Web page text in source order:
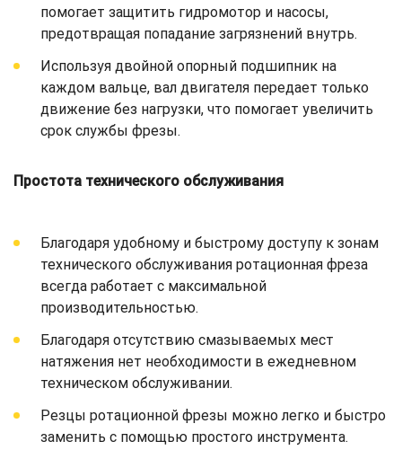
помогает защитить гидромотор и насосы,
предотвращая попадание загрязнений внутрь.
Используя двойной опорный подшипник на
каждом вальце, вал двигателя передает только
движение без нагрузки, что помогает увеличить
срок службы фрезы.
Простота технического обслуживания
Благодаря удобному и быстрому доступу к зонам
технического обслуживания ротационная фреза
всегда работает с максимальной
производительностью.
Благодаря отсутствию смазываемых мест
натяжения нет необходимости в ежедневном
техническом обслуживании.
Резцы ротационной фрезы можно легко и быстро
заменить с помощью простого инструмента.